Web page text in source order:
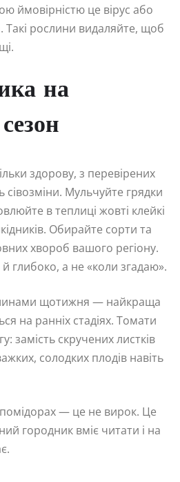
ймовірністю це вірус або
Такі рослини видаляйте, щоб
на
здорову, з перевірених
Мульчуйте грядки
в теплиці жовті клейкі
Обирайте сорти та
хвороб вашого регіону.
глибоко, а не «коли згадаю».
щотижня — найкраща
на ранніх стадіях. Томати
замість скручених листків
солодких плодів навіть
— це не вирок. Це
городник вміє читати і на